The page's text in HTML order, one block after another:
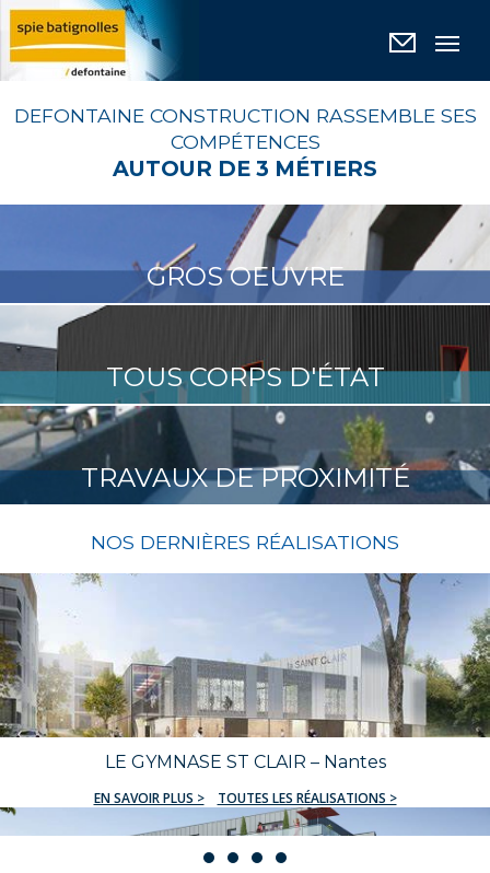
DEFONTAINE CONSTRUCTION RASSEMBLE SES
COMPÉTENCES
AUTOUR DE 3 MÉTIERS
GROS OEUVRE
TOUS CORPS D'ÉTAT
TRAVAUX DE PROXIMITÉ
NOS DERNIÈRES RÉALISATIONS
LE GYMNASE ST CLAIR – Nantes
EN SAVOIR PLUS > TOUTES LES RÉALISATIONS >
Panneau de gestion des cookies